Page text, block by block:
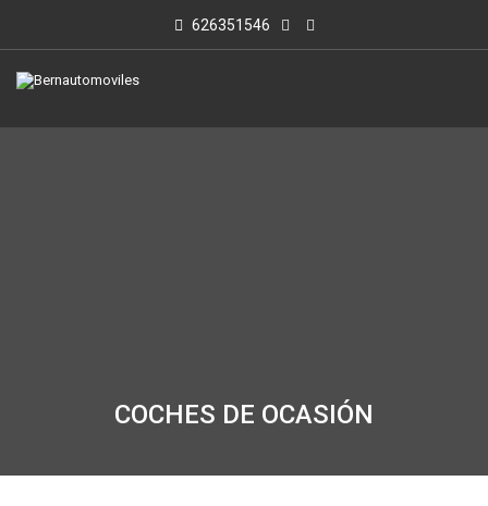
626351546
COCHES DE OCASIÓN